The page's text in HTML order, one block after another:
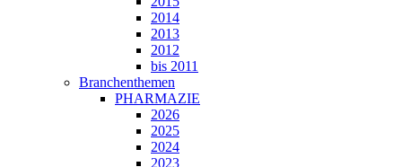
2014
2013
2012
bis 2011
Branchenthemen
PHARMAZIE
2026
2025
2024
2023